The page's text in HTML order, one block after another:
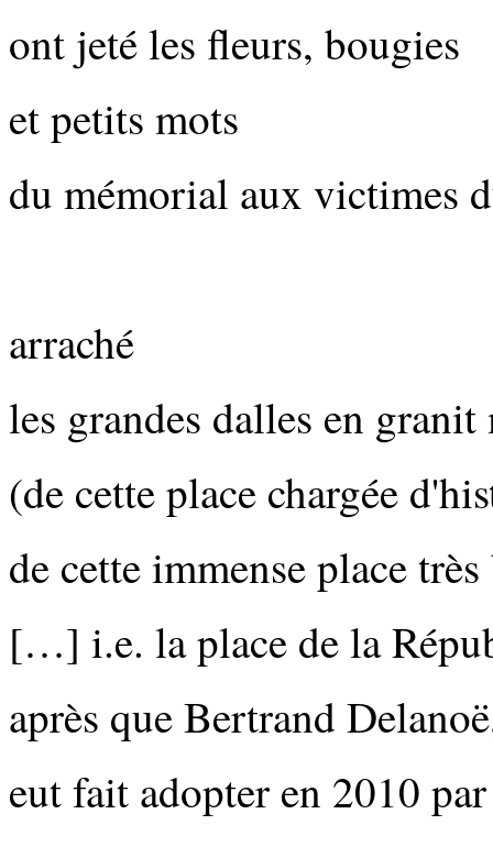
ont jeté les fleurs, bougies
et petits mots
du mémorial aux victimes
arraché
les grandes dalles en
(de cette place chargée
de cette immense place
[…] i.e. la place de la
après que Bertrand
eut fait adopter en 2010